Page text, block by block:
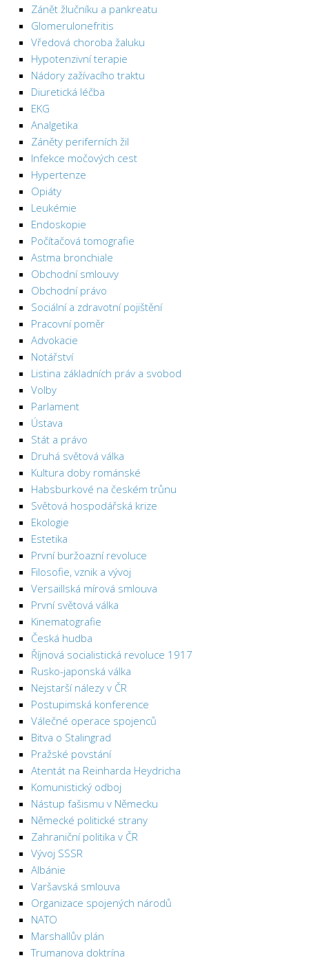
Zánět žlučníku a pankreatu
Glomerulonefritis
Vředová choroba žaluku
Hypotenzivní terapie
Nádory zažívacího traktu
Diuretická léčba
EKG
Analgetika
Záněty periferních žil
Infekce močových cest
Hypertenze
Opiáty
Leukémie
Endoskopie
Počítačová tomografie
Astma bronchiale
Obchodní smlouvy
Obchodní právo
Sociální a zdravotní pojištění
Pracovní poměr
Advokacie
Notářství
Listina základních práv a svobod
Volby
Parlament
Ústava
Stát a právo
Druhá světová válka
Kultura doby románské
Habsburkové na českém trůnu
Světová hospodářská krize
Ekologie
Estetika
První buržoazní revoluce
Filosofie, vznik a vývoj
Versaillská mírová smlouva
První světová válka
Kinematografie
Česká hudba
Říjnová socialistická revoluce 1917
Rusko-japonská válka
Nejstarší nálezy v ČR
Postupimská konference
Válečné operace spojenců
Bitva o Stalingrad
Pražské povstání
Atentát na Reinharda Heydricha
Komunistický odboj
Nástup fašismu v Německu
Německé politické strany
Zahraniční politika v ČR
Vývoj SSSR
Albánie
Varšavská smlouva
Organizace spojených národů
NATO
Marshallův plán
Trumanova doktrína